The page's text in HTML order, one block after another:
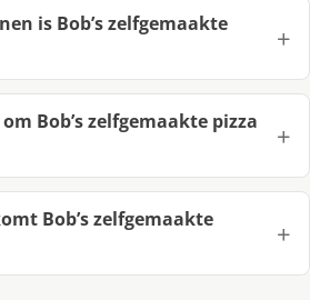
is Bob’s zelfgemaakte
Bob’s zelfgemaakte pizza
Bob’s zelfgemaakte